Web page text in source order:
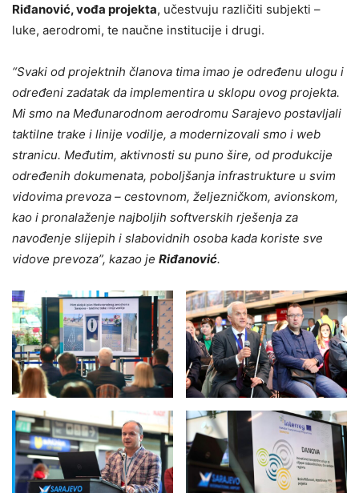
Riđanović, vođa projekta, učestvuju različiti subjekti –
luke, aerodromi, te naučne institucije i drugi.
“Svaki od projektnih članova tima imao je određenu ulogu i
određeni zadatak da implementira u sklopu ovog projekta.
Mi smo na Međunarodnom aerodromu Sarajevo postavljali
taktilne trake i linije vodilje, a modernizovali smo i web
stranicu. Međutim, aktivnosti su puno šire, od produkcije
određenih dokumenata, poboljšanja infrastrukture u svim
vidovima prevoza – cestovnom, željezničkom, avionskom,
kao i pronalaženje najboljih softverskih rješenja za
navođenje slijepih i slabovidnih osoba kada koriste sve
vidove prevoza”, kazao je Riđanović.